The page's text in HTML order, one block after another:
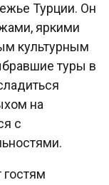
Турции. Он
яркими
культурным
туры в
на
с